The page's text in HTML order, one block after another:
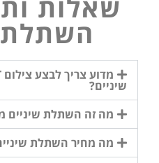
שאלות
השתלת
שיניים?
מה זה השתלת שיניים
מה מחיר השתלת